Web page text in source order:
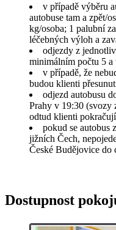
v případě výběru
autobuse tam a zpět/
kg/osoba; 1 palubní
léčebných výloh a
odjezdy z
minimálním počtu 5 a
v případě, že
budou klienti
odjezd autobusu
Prahy v 19:30 (svozy
odtud klienti
pokud se autobus
jižních Čech,
České Budějovice do
Dostupnost